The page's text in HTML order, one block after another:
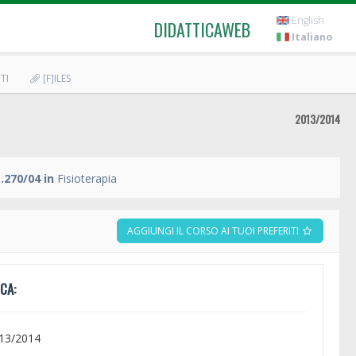
DIDATTICAWEB
English
Italiano
[F]ILES
2013/2014
04 in Fisioterapia
AGGIUNGI IL CORSO AI TUOI PREFERITI
2014